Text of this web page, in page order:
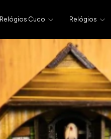
Relógios Cuco Relógios